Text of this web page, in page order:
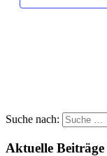
Suche nach:
Aktuelle Beiträge